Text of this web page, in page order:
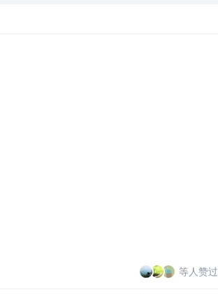
等人赞过